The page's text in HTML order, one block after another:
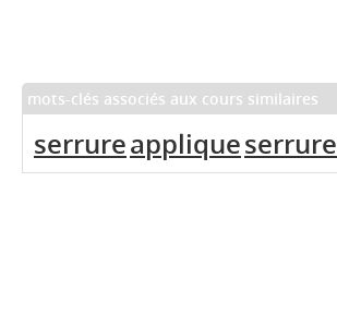
mots-clés associés aux cours similaires
serrureapplique